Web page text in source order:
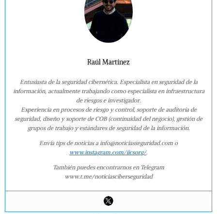
Raúl Martínez
Entusiasta de la seguridad cibernética. Especialista en seguridad de la
información, actualmente trabajando como especialista en infraestructura
de riesgos e investigador.
Experiencia en procesos de riesgo y control, soporte de auditoría de
seguridad, diseño y soporte de COB (continuidad del negocio), gestión de
grupos de trabajo y estándares de seguridad de la información.
Envía tips de noticias a info@noticiasseguridad.com o
www.instagram.com/iicsorg/.
También puedes encontrarnos en Telegram
www.t.me/noticiasciberseguridad